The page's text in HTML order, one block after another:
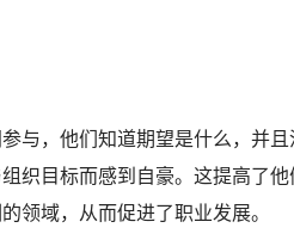
与，他们知道期望是什么，并且
织目标而感到自豪。这提高了他
领域，从而促进了职业发展。